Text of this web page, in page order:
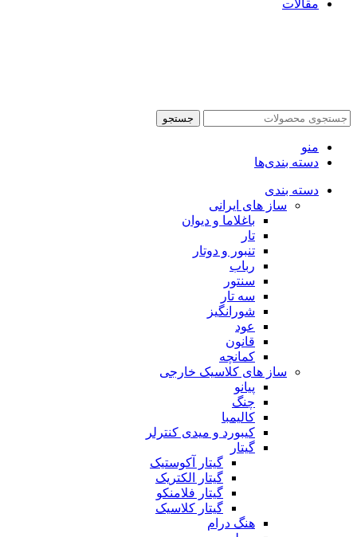
مقالات
جستجو
منو
دسته بندی‌ها
دسته بندی
ساز های ایرانی
باغلاما و دیوان
تار
تنبور و دوتار
رباب
سنتور
سه تار
شورانگیز
عود
قانون
کمانچه
ساز های کلاسیک خارجی
پیانو
چنگ
کالیمبا
کیبورد و میدی کنترلر
گیتار
گیتار آکوستیک
گیتار الکتریک
گیتار فلامنکو
گیتار کلاسیک
هنگ درام